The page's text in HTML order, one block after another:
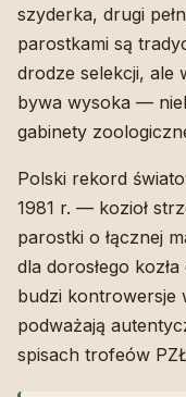
szyderka, drugi
parostkami są
drodze selekcji, ale
bywa wysoka —
gabinety
Polski rekord
1981 r. — kozioł
parostki o łącznej
dla dorosłego
budzi kontrowersje
podważają
spisach trofeów